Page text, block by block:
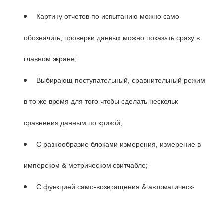
Картину отчетов по испытанию можно само-
обозначить; проверки данных можно показать сразу в
главном экране;
Выбирающ поступательный, сравнительный режим
в то же время для того чтобы сделать нескольк
сравнения данным по кривой;
С разнообразие блоками измерения, измерение в
имперском & метрическом свитчабле;
С функцией само-возвращения & автоматическ-